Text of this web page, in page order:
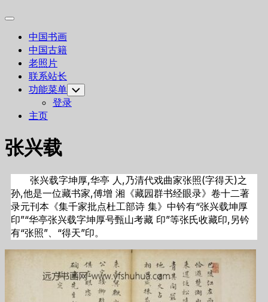
Expand
中国书画
中国古籍
老照片
联系站长
功能菜单 Toggle
Child
Menu
登录
主页
张兴载
张兴载字坤厚,华亭 人,乃清代戏曲家张照(字得天)之
孙,他是一位藏书家,傅增 湘《藏园群书经眼录》卷十二著
录元刊本《集千家批点杜工部诗 集》中钤有“张兴载坤厚
印”“华亭张兴载字坤厚号甄山考藏 印”等张氏收藏印,另钤
有“张照”、“得天”印。